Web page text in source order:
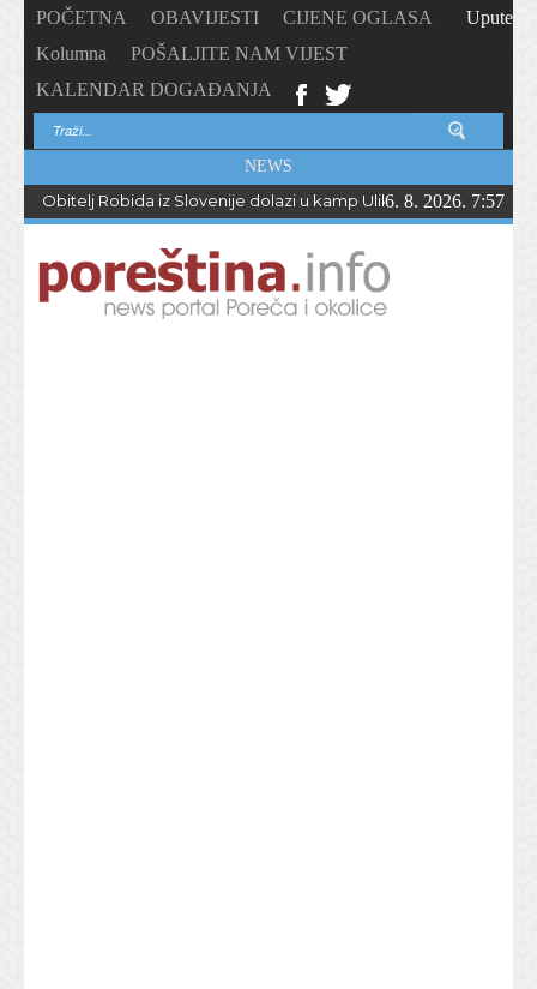
POČETNA OBAVIJESTI
CIJENE OGLASA
Kolumna
POŠALJITE NAM VIJEST
KALENDAR DOGAĐANJA
Upute
NEWS
Obitelj Robida iz Slovenije dolazi u kamp Ulika već 50 godina !
6. 8. 2026. 7:57